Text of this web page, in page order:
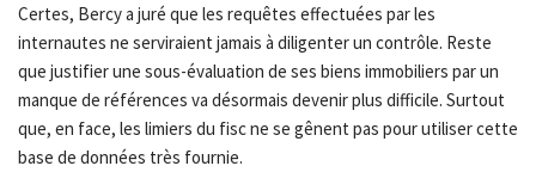
Certes, Bercy a juré que les requêtes effectuées par les
internautes ne serviraient jamais à diligenter un contrôle. Reste
que justifier une sous-évaluation de ses biens immobiliers par un
manque de références va désormais devenir plus difficile. Surtout
que, en face, les limiers du fisc ne se gênent pas pour utiliser cette
base de données très fournie.